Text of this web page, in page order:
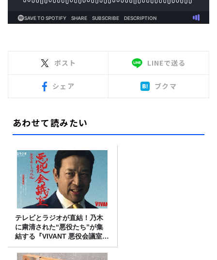
ポスト LINEで送る
シェア ブクマ
あわせて読みたい
テレビとラジオが直結！乃木
に粛清された“悪役たち”が集
結する『VIVANT 悪役会議室』
7/26(日)23時スタート！